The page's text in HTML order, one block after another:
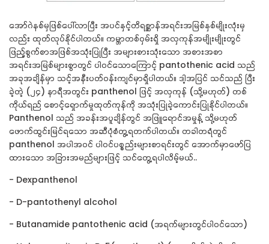
အော်ဂဲနစ်မှဖြစ်ပေါ်လာပြီး အပင်နှင့်တိရစ္ဆာန်အရင်းအမြစ်နှစ်မျိုးလုံးမှ
လည်း ထုတ်လုပ်နိုင်ပါတယ်။ ကမ္ဘာတစ်ဝှမ်းရှိ အလှကုန်အမျိုးမျိုးတွင်
ဖြည့်စွက်စာအဖြစ်အသုံးပြုပြီး အများစားသုံးသော အစားအစာ
အရင်းအမြစ်များစွာတွင် ပါဝင်သောကြောင့် pantothenic acid သည်
အခုအချိန်မှာ သင့်အနီးပတ်ဝန်းကျင်မှာရှိပါတယ်။ ဒါ့အပြင် သင်သည် ပြီး
ခဲ့တဲ့ (၂၄) နာရီအတွင်း panthenol ဖြင့် အလှကုန် (သို့မဟုတ်) တစ်
ကိုယ်ရည် စောင့်ရှောက်မှုထုတ်ကုန်ကို အသုံးပြုခဲ့ကောင်းပြုနိုင်ပါတယ်။
Panthenol သည် အခန်းအပူချိန်တွင် အဖြူရောင်အမှုန့် သို့မဟုတ်
ဖောက်ထွင်းမြင်ရသော အဆီပုံစံတွ့ရတက်ပါတယ်။ တခါတရံတွင်
panthenol အပါအဝင် ပါဝင်ပစ္စည်းများစာရင်းတွင် အောက်မှာဖော်ပြ
ထားသော အခြားအမည်များဖြင့် သင်တွေ့ရပါလိမ့်မယ်..
- Dexpanthenol
- D-pantothenyl alcohol
- Butanamide pantothenic acid (အရက်များတွင်ပါဝင်သော)